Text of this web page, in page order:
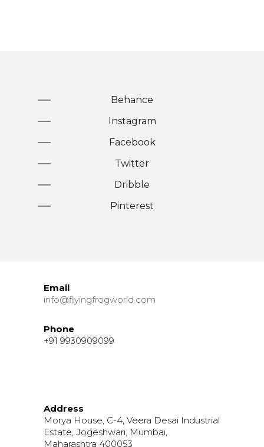
Behance
Instagram
Facebook
Twitter
Dribble
Pinterest
Email
info@flyingfrogworld.com
Phone
+91 9930909099
Address
Morya House, C-4, Veera Desai Industrial
Estate, Jogeshwari, Mumbai,
Maharashtra 400053